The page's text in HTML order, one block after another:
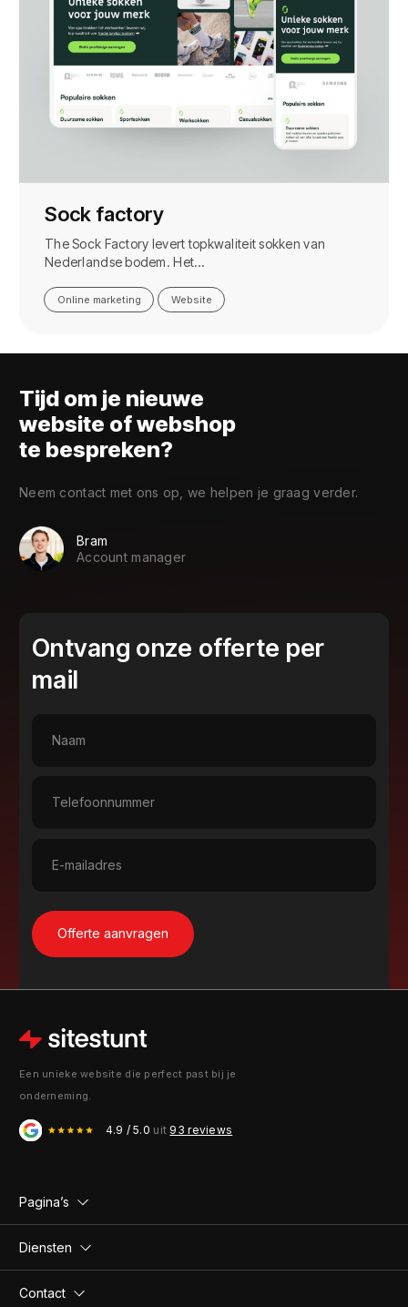
Sock factory
The Sock Factory levert topkwaliteit sokken van
Nederlandse bodem. Het…
Online marketing Website
Tijd om je nieuwe
website of webshop
te bespreken?
Neem contact met ons op, we helpen je graag verder.
Bram
Account manager
Ontvang onze offerte per
mail
Een unieke website die perfect past bij je
onderneming.
4.9 / 5.0 uit 93 reviews
Pagina’s
Diensten
Contact